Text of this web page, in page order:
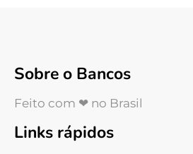
Sobre o Bancos
Feito com ❤ no Brasil
Links rápidos